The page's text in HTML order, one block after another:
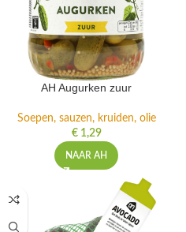
AH Augurken zuur
Soepen, sauzen, kruiden, olie
€1,29
NAAR AH